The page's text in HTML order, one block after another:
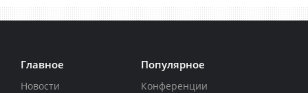
Главное
Новости
Популярное
Конференции